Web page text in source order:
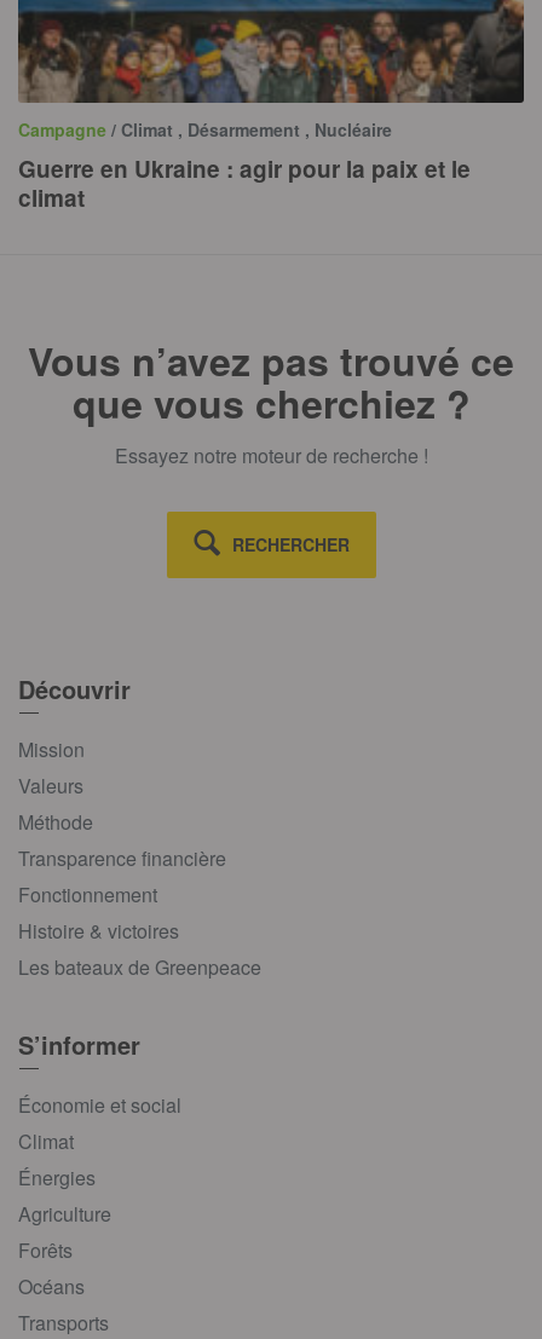
Campagne / Climat , Désarmement , Nucléaire
Guerre en Ukraine : agir pour la paix et le
climat
Vous n’avez pas trouvé ce
que vous cherchiez ?
Essayez notre moteur de recherche !
RECHERCHER
Découvrir
Mission
Valeurs
Méthode
Transparence financière
Fonctionnement
Histoire & victoires
Les bateaux de Greenpeace
S’informer
Économie et social
Climat
Énergies
Agriculture
Forêts
Océans
Transports